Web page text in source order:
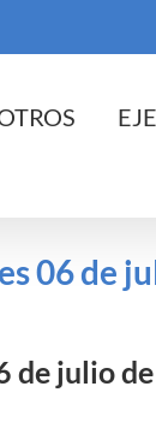
06 de
de julio